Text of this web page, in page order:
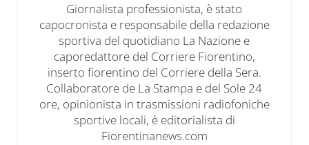
Giornalista professionista, è stato
capocronista e responsabile della redazione
sportiva del quotidiano La Nazione e
caporedattore del Corriere Fiorentino,
inserto fiorentino del Corriere della Sera.
Collaboratore de La Stampa e del Sole 24
ore, opinionista in trasmissioni radiofoniche
sportive locali, è editorialista di
Fiorentinanews.com